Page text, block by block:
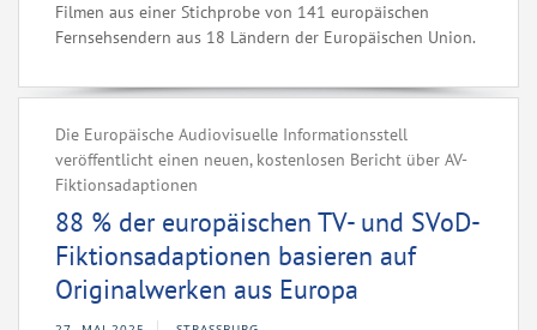
Filmen aus einer Stichprobe von 141 europäischen
Fernsehsendern aus 18 Ländern der Europäischen Union.
Die Europäische Audiovisuelle Informationsstell
veröffentlicht einen neuen, kostenlosen Bericht über AV-
Fiktionsadaptionen
88 % der europäischen TV- und SVoD-
Fiktionsadaptionen basieren auf
Originalwerken aus Europa